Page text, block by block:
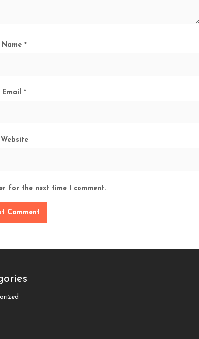
Name *
Email *
Website
for the next time I comment.